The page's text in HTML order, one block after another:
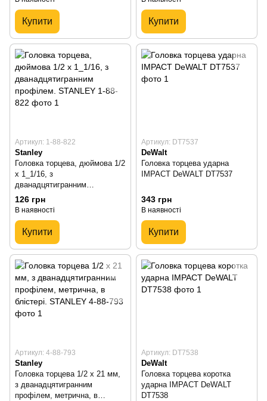
Купити Купити
Артикул: 1-88-822
Stanley
Головка торцева, дюймова 1/2
х 1_1/16, з
дванадцятигранним
профілем. STANLEY 1-88-822
126 грн
В наявності
Купити
Артикул: DT7537
DeWalt
Головка торцева ударна
IMPACT DeWALT DT7537
343 грн
В наявності
Купити
Артикул: 4-88-793
Stanley
Головка торцева 1/2 х 21 мм,
з дванадцятигранним
профілем, метрична, в
Артикул: DT7538
DeWalt
Головка торцева коротка
ударна IMPACT DeWALT
DT7538